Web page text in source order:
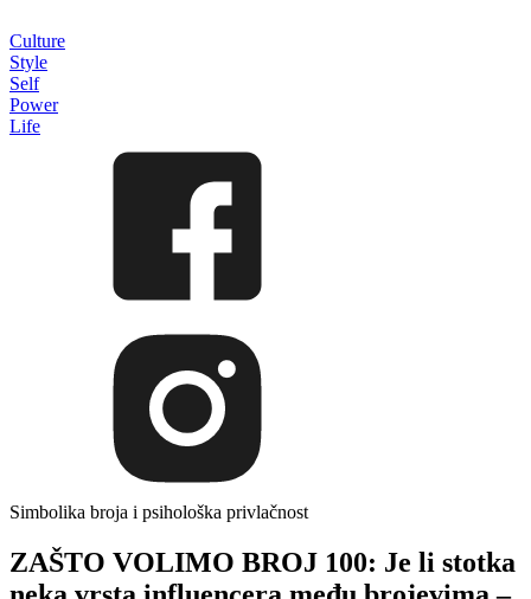
Culture
Style
Self
Power
Life
Simbolika broja i psihološka privlačnost
ZAŠTO VOLIMO BROJ 100: Je li stotka